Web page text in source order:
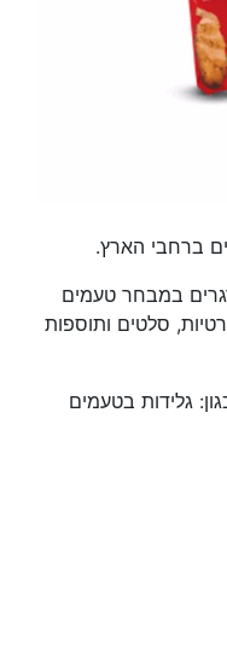
במבחר טעמים
סלטים ותוספות
גלידות בטעמים